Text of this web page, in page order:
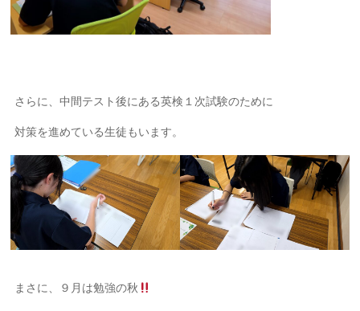
さらに、中間テスト後にある英検１次試験のために
対策を進めている生徒もいます。
まさに、９月は勉強の秋